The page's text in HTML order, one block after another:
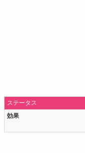
ステータス
効果